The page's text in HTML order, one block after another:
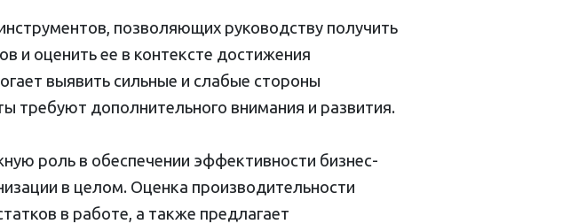
позволяющих руководству получить
и оценить ее в контексте достижения
выявить сильные и слабые стороны
требуют дополнительного внимания и развития.
роль в обеспечении эффективности бизнес-
в целом. Оценка производительности
в работе, а также предлагает